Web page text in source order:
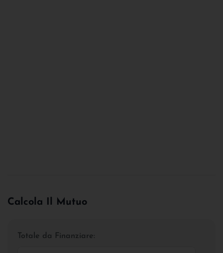
Calcola Il Mutuo
Totale da Finanziare: